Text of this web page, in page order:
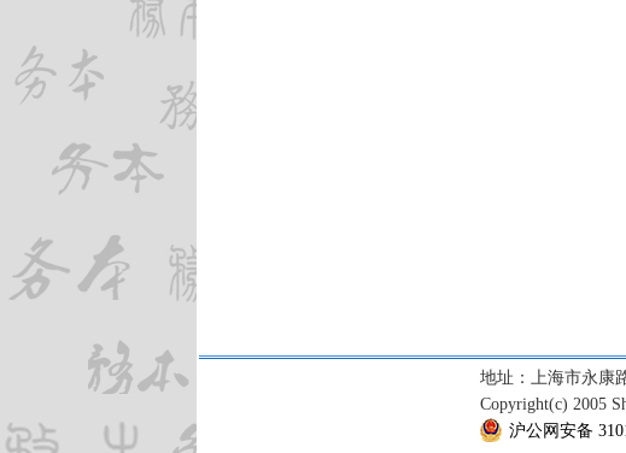
地址：上海市永康
Copyright(c) 2005
沪公网安备